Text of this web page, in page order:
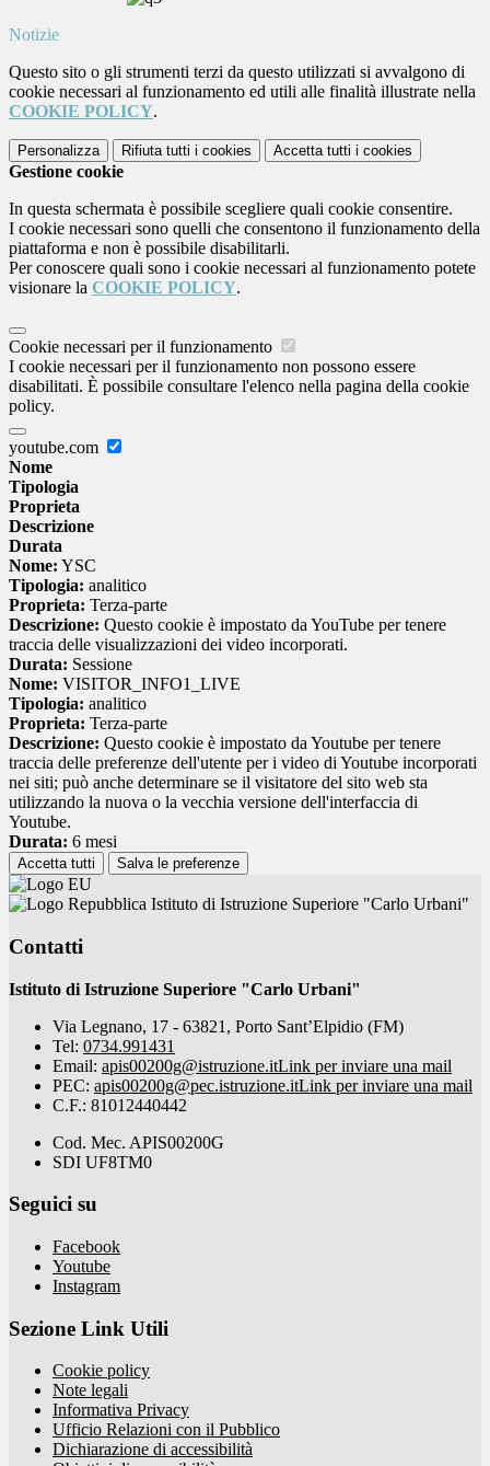
Notizie
Questo sito o gli strumenti terzi da questo utilizzati si avvalgono di
cookie necessari al funzionamento ed utili alle finalità illustrate nella
COOKIE POLICY.
Personalizza Rifiuta tutti i cookies Accetta tutti i cookies
Gestione cookie
In questa schermata è possibile scegliere quali cookie consentire.
I cookie necessari sono quelli che consentono il funzionamento della
piattaforma e non è possibile disabilitarli.
Per conoscere quali sono i cookie necessari al funzionamento potete
visionare la COOKIE POLICY.
Cookie necessari per il funzionamento
I cookie necessari per il funzionamento non possono essere
disabilitati. È possibile consultare l'elenco nella pagina della cookie
policy.
youtube.com
Nome
Tipologia
Proprieta
Descrizione
Durata
Nome: YSC
Tipologia: analitico
Proprieta: Terza-parte
Descrizione: Questo cookie è impostato da YouTube per tenere
traccia delle visualizzazioni dei video incorporati.
Durata: Sessione
Nome: VISITOR_INFO1_LIVE
Tipologia: analitico
Proprieta: Terza-parte
Descrizione: Questo cookie è impostato da Youtube per tenere
traccia delle preferenze dell'utente per i video di Youtube incorporati
nei siti; può anche determinare se il visitatore del sito web sta
utilizzando la nuova o la vecchia versione dell'interfaccia di
Youtube.
Durata: 6 mesi
Accetta tutti Salva le preferenze
Istituto di Istruzione Superiore "Carlo Urbani"
Contatti
Istituto di Istruzione Superiore "Carlo Urbani"
Via Legnano, 17 - 63821, Porto Sant’Elpidio (FM)
Tel: 0734.991431
Email: apis00200g@istruzione.itLink per inviare una mail
PEC: apis00200g@pec.istruzione.itLink per inviare una mail
C.F.: 81012440442
Cod. Mec. APIS00200G
SDI UF8TM0
Seguici su
Facebook
Youtube
Instagram
Sezione Link Utili
Cookie policy
Note legali
Informativa Privacy
Ufficio Relazioni con il Pubblico
Dichiarazione di accessibilità